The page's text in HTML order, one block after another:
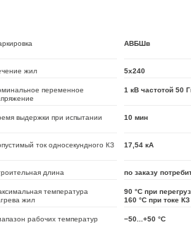
АВБШв
жил 5х240
переменное
1 кВ частотой 50
выдержки при испытании 10 мин
ток односекундного КЗ 17,54 кА
длина по заказу
температура
жил
90 °C при
160 °C при токе КЗ
рабочих температур −50...+50 °C